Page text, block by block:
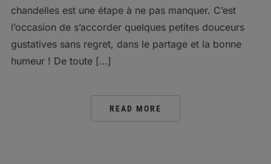
chandelles est une étape à ne pas manquer. C’est
l’occasion de s’accorder quelques petites douceurs
gustatives sans regret, dans le partage et la bonne
humeur ! De toute […]
READ MORE